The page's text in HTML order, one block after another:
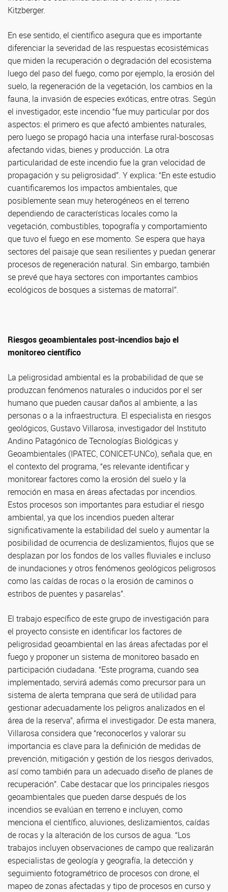
Kitzberger.
En ese sentido, el científico asegura que es importante
diferenciar la severidad de las respuestas ecosistémicas
que miden la recuperación o degradación del ecosistema
luego del paso del fuego, como por ejemplo, la erosión del
suelo, la regeneración de la vegetación, los cambios en la
fauna, la invasión de especies exóticas, entre otras. Según
el investigador, este incendio “fue muy particular por dos
aspectos: el primero es que afectó ambientes naturales,
pero luego se propagó hacia una interfase rural-boscosas
afectando vidas, bienes y producción. La otra
particularidad de este incendio fue la gran velocidad de
propagación y su peligrosidad”. Y explica: “En este estudio
cuantificaremos los impactos ambientales, que
posiblemente sean muy heterogéneos en el terreno
dependiendo de características locales como la
vegetación, combustibles, topografía y comportamiento
que tuvo el fuego en ese momento. Se espera que haya
sectores del paisaje que sean resilientes y puedan generar
procesos de regeneración natural. Sin embargo, también
se prevé que haya sectores con importantes cambios
ecológicos de bosques a sistemas de matorral”.
Riesgos geoambientales post-incendios bajo el
monitoreo científico
La peligrosidad ambiental es la probabilidad de que se
produzcan fenómenos naturales o inducidos por el ser
humano que pueden causar daños al ambiente, a las
personas o a la infraestructura. El especialista en riesgos
geológicos, Gustavo Villarosa, investigador del Instituto
Andino Patagónico de Tecnologías Biológicas y
Geoambientales (IPATEC, CONICET-UNCo), señala que, en
el contexto del programa, “es relevante identificar y
monitorear factores como la erosión del suelo y la
remoción en masa en áreas afectadas por incendios.
Estos procesos son importantes para estudiar el riesgo
ambiental, ya que los incendios pueden alterar
significativamente la estabilidad del suelo y aumentar la
posibilidad de ocurrencia de deslizamientos, flujos que se
desplazan por los fondos de los valles fluviales e incluso
de inundaciones y otros fenómenos geológicos peligrosos
como las caídas de rocas o la erosión de caminos o
estribos de puentes y pasarelas”.
El trabajo específico de este grupo de investigación para
el proyecto consiste en identificar los factores de
peligrosidad geoambiental en las áreas afectadas por el
fuego y proponer un sistema de monitoreo basado en
participación ciudadana. “Este programa, cuando sea
implementado, servirá además como precursor para un
sistema de alerta temprana que será de utilidad para
gestionar adecuadamente los peligros analizados en el
área de la reserva”, afirma el investigador. De esta manera,
Villarosa considera que “reconocerlos y valorar su
importancia es clave para la definición de medidas de
prevención, mitigación y gestión de los riesgos derivados,
así como también para un adecuado diseño de planes de
recuperación”. Cabe destacar que los principales riesgos
geoambientales que pueden darse después de los
incendios se evalúan en terreno e incluyen, como
menciona el científico, aluviones, deslizamientos, caídas
de rocas y la alteración de los cursos de agua. “Los
trabajos incluyen observaciones de campo que realizarán
especialistas de geología y geografía, la detección y
seguimiento fotogramétrico de procesos con drone, el
mapeo de zonas afectadas y tipo de procesos en curso y